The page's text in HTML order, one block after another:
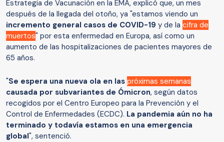
Estrategia de Vacunación en la EMA, explicó que, un mes
después de la llegada del otoño, ya "estamos viendo un
incremento general casos de COVID-19 y de la cifra de
muertos" por esta enfermedad en Europa, así como un
aumento de las hospitalizaciones de pacientes mayores de
65 años.
"Se espera una nueva ola en las próximas semanas
causada por subvariantes de Ómicron, según datos
recogidos por el Centro Europeo para la Prevención y el
Control de Enfermedades (ECDC). La pandemia aún no ha
terminado y todavía estamos en una emergencia
global", sentenció.